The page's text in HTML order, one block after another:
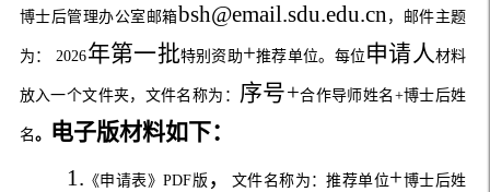
博士后管理办公室邮箱bsh@email.sdu.edu.cn ，邮件主题
为： 2026年第一批特别资助+推荐单位。每位 申请人材料
放入一个文件夹，文件名称为： 序号+合作导师姓名 +博士后姓
名。
电子版材料如下：
1. 《申请表》PDF版 ， 文件名称为：推荐单位+博士后姓